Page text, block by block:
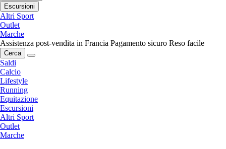
Escursioni
Altri Sport
Outlet
Marche
Assistenza post-vendita in Francia Pagamento sicuro Reso facile
Cerca
Saldi
Calcio
Lifestyle
Running
Equitazione
Escursioni
Altri Sport
Outlet
Marche